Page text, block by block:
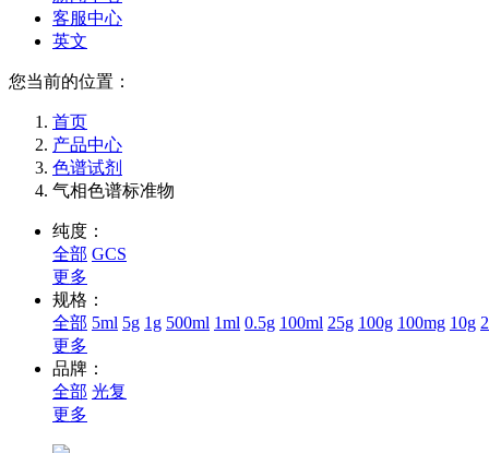
客服中心
英文
您当前的位置：
首页
产品中心
色谱试剂
气相色谱标准物
纯度：
全部 GCS
更多
规格：
全部 5ml 5g 1g 500ml 1ml 0.5g 100ml 25g 100g 100mg 10g
更多
品牌：
全部 光复
更多